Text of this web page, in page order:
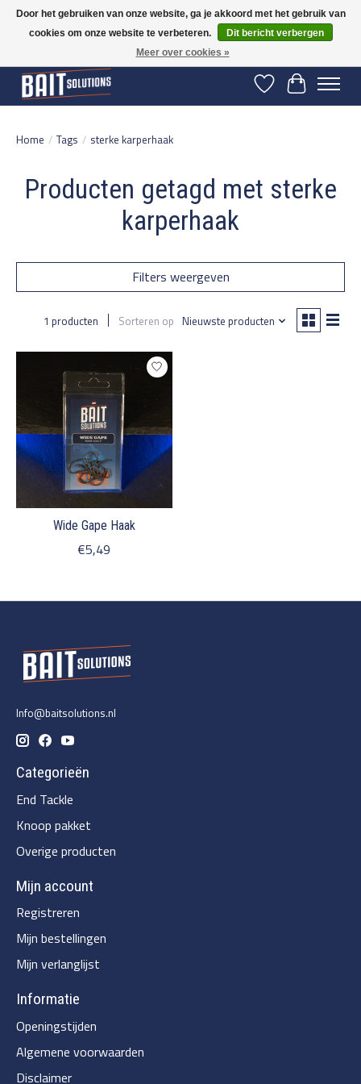
Gratis verzending vanaf 50 euro binnen NL | Op voorraad binnen 2-5 werkdagen
verzonden | België vanaf 70 euro gratis verzonden
Verlanglijst
Home / Tags / sterke karperhaak
Producten getagd met sterke
karperhaak
Filters weergeven
1 producten Sorteren op Nieuwste producten
Wide Gape Haak
€5,49
Info@baitsolutions.nl
Categorieën
End Tackle
Knoop pakket
Overige producten
Mijn account
Registreren
Mijn bestellingen
Mijn verlanglijst
Informatie
Openingstijden
Algemene voorwaarden
Disclaimer
Door het gebruiken van onze website, ga je akkoord met het gebruik van
cookies om onze website te verbeteren.
Dit bericht verbergen
Meer over cookies »